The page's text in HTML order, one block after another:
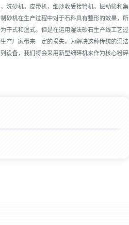
洗砂机，皮带机，细沙收受接管机，振动筛和集
砂机在生产过程中对于石料具有整形的效果，所
干式和湿式。但是在运用湿法砂石生产线工艺过
产厂家带来一定的损失。为解决这种传统的湿法
设备，我们将会采用新型细碎机来作为核心粉碎